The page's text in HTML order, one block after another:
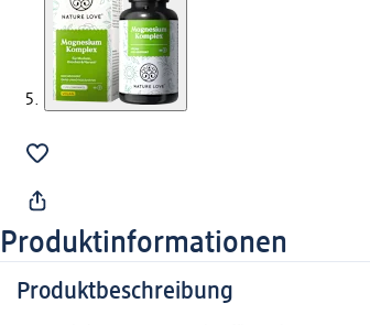
Produktinformationen
Produktbeschreibung